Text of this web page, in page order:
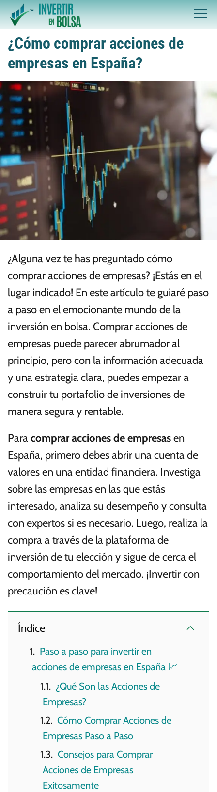
¿Cómo comprar acciones de
empresas en España?
¿Alguna vez te has preguntado cómo
comprar acciones de empresas? ¡Estás en el
lugar indicado! En este artículo te guiaré paso
a paso en el emocionante mundo de la
inversión en bolsa. Comprar acciones de
empresas puede parecer abrumador al
principio, pero con la información adecuada
y una estrategia clara, puedes empezar a
construir tu portafolio de inversiones de
manera segura y rentable.
Paracomprar acciones de empresasen
España, primero debes abrir una cuenta de
valores en una entidad financiera. Investiga
sobre las empresas en las que estás
interesado, analiza su desempeño y consulta
con expertos si es necesario. Luego, realiza la
compra a través de la plataforma de
inversión de tu elección y sigue de cerca el
comportamiento del mercado. ¡Invertir con
precaución es clave!
Índice
Paso a paso para invertir en
acciones de empresas en España 📈
¿Qué Son las Acciones de
Empresas?
Cómo Comprar Acciones de
Empresas Paso a Paso
Consejos para Comprar
Acciones de Empresas
Exitosamente